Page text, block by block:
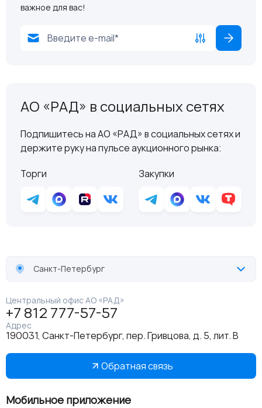
важное для вас!
АО «РАД» в социальных сетях
Подпишитесь на АО «РАД» в социальных сетях и
держите руку на пульсе аукционного рынка:
Торги
Закупки
Санкт-Петербург
Центральный офис АО «РАД»
+7 812 777-57-57
Адрес
190031, Санкт-Петербург, пер. Гривцова, д. 5, лит. В
Обратная связь
Мобильное приложение